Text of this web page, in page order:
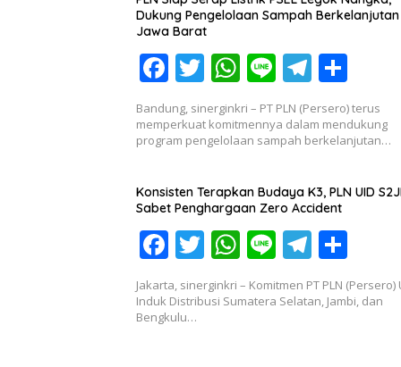
k p
Dukung Pengelolaan Sampah
Jawa Barat
F
ac
e
b
o
o
k
T
w
itt
er
W
h
at
s
A
p
p
Li
n
e
T
el
e
gr
a
m
h
ar
e
Bandung, sinerginkri – PT PLN (Persero) terus
memperkuat komitmennya dalam mendukung
program pengelolaan sampah berkelanjutan…
Konsisten Terapkan Budaya K3, PLN UID
Sabet Penghargaan Zero Accident
F
ac
e
b
T
w
itt
W
h
at
Li
n
e
T
el
e
h
ar
Jakarta, sinerginkri – Komitmen PT PLN (Persero)
Induk Distribusi Sumatera Selatan, Jambi, dan
Bengkulu…